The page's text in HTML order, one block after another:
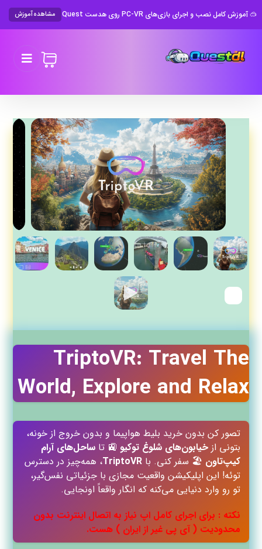
🥽 آموزش کامل نصب و اجرای بازی‌های PC-VR روی هدست Meta Quest مشاهده آموزش
TriptoVR: Travel The
World, Explore and Relax
تصور کن بدون خرید بلیط هواپیما و بدون خروج از خونه،
بتونی ازخیابون‌های شلوغ توکیو 🚉 تاساحل‌های آرام
کیپ‌تاون 🏖️ سفر کنی. باTriptoVR، همه‌چیز در دسترس
توئه! این اپلیکیشن واقعیت مجازی با جزئیاتی نفس‌گیر،
تو رو وارد دنیایی می‌کنه که انگار واقعاً اونجایی.
نکته : برای اجرای کامل اپ نیاز به اتصال اینترنت بدون
محدودیت ( آی پی غیر از ایران ) هست.